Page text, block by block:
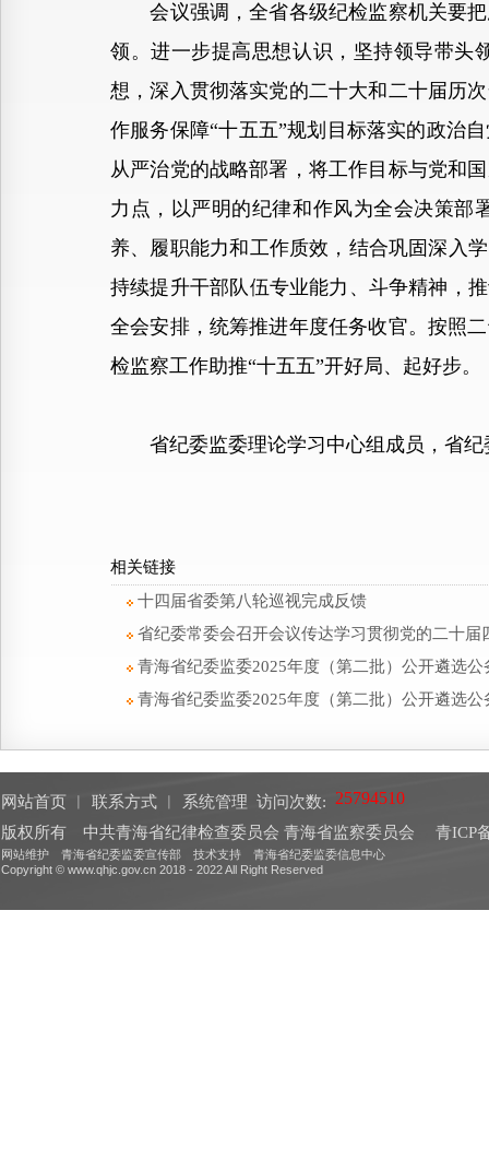
会议强调，全省各级纪检监察机关要把
领。进一步提高思想认识，坚持领导带头
想，深入贯彻落实党的二十大和二十届历
作服务保障“十五五”规划目标落实的政治
从严治党的战略部署，将工作目标与党和
力点，以严明的纪律和作风为全会决策部
养、履职能力和工作质效，结合巩固深入
持续提升干部队伍专业能力、斗争精神，
全会安排，统筹推进年度任务收官。按照
检监察工作助推“十五五”开好局、起好步。
省纪委监委理论学习中心组成员，省纪
相关链接
十四届省委第八轮巡视完成反馈
省纪委常委会召开会议传达学习贯彻党的二十届
青海省纪委监委2025年度（第二批）公开遴选公
青海省纪委监委2025年度（第二批）公开遴选
网站首页 联系方式 系统管理 访问次数:
版权所有 中共青海省纪律检查委员会 青海省监察委员会
青ICP
网站维护 青海省纪委监委宣传部 技术支持 青海省纪委监委信息中心
Copyright © www.qhjc.gov.cn 2018 - 2022 All Right Reserved